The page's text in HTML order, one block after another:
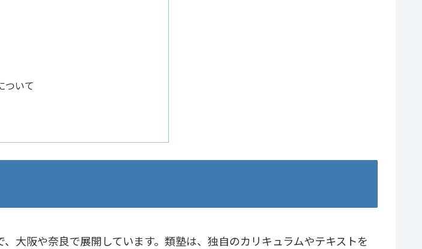
ついて
大阪や奈良で展開しています。類塾は、独自のカリキュラムやテキストを